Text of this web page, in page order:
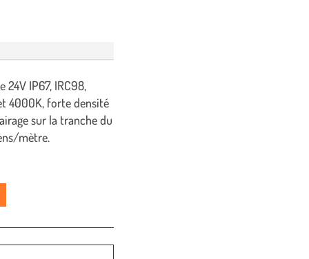
24V IP67, IRC98,
4000K, forte densité
sur la tranche du
mètre.